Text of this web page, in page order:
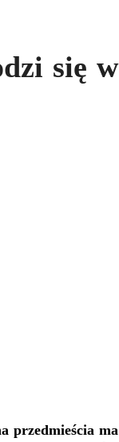
się w
przedmieścia ma